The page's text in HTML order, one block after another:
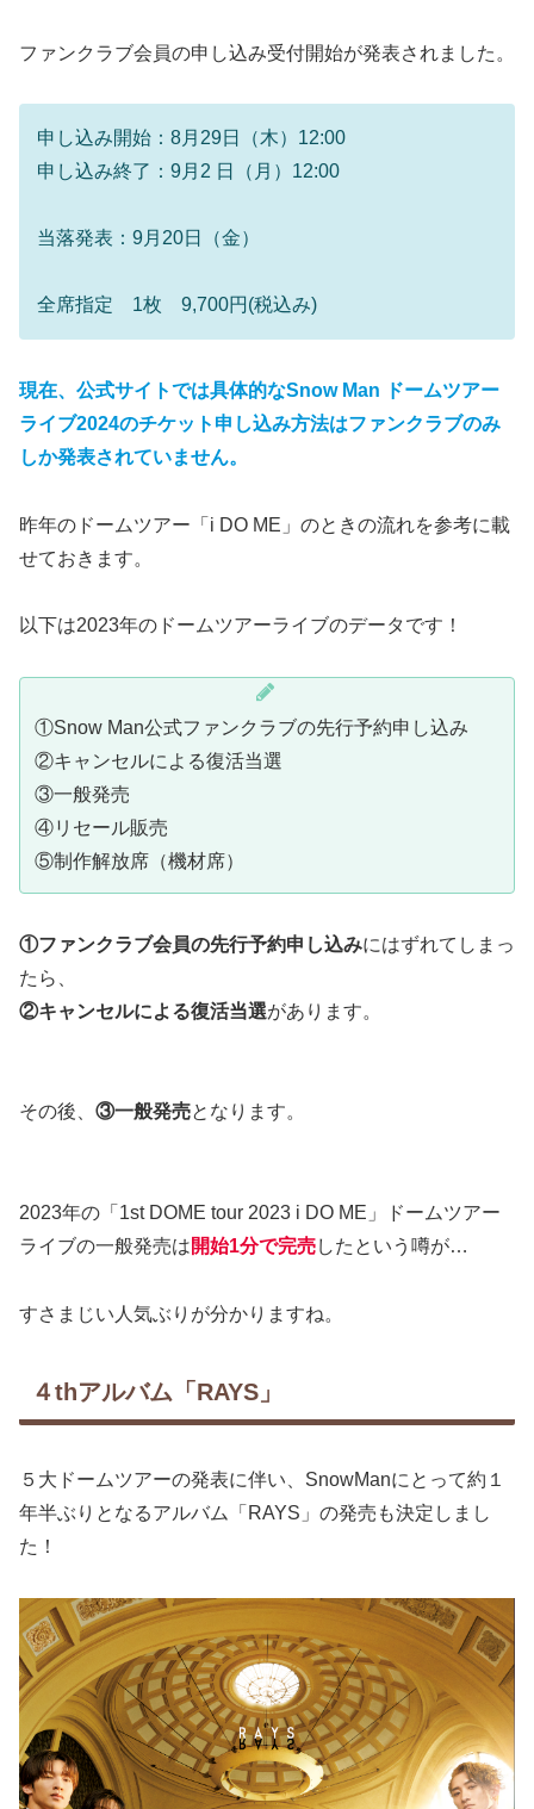
ファンクラブ会員の申し込み受付開始が発表されました。
申し込み開始：8月29日（木）12:00
申し込み終了：9月2 日（月）12:00
当落発表：9月20日（金）
全席指定 1枚 9,700円(税込み)
現在、公式サイトでは具体的なSnow Man ドームツアー
ライブ2024のチケット申し込み方法はファンクラブのみ
しか発表されていません。
昨年のドームツアー「i DO ME」のときの流れを参考に載
せておきます。
以下は2023年のドームツアーライブのデータです！
①Snow Man公式ファンクラブの先行予約申し込み
②キャンセルによる復活当選
③一般発売
④リセール販売
⑤制作解放席（機材席）
①ファンクラブ会員の先行予約申し込みにはずれてしまっ
たら、
②キャンセルによる復活当選があります。
その後、 ③一般発売となります。
2023年の「1st DOME tour 2023 i DO ME」ドームツアー
ライブの一般発売は開始1分で完売したという噂が…
すさまじい人気ぶりが分かりますね。
４thアルバム「RAYS」
５大ドームツアーの発表に伴い、SnowManにとって約１
年半ぶりとなるアルバム「RAYS」の発売も決定しまし
た！